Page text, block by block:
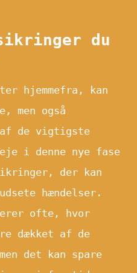
du
hjemmefra, kan
men også
de vigtigste
i denne nye fase
der kan
hændelser.
ofte, hvor
dækket af de
det kan spare